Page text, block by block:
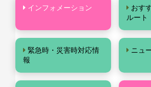
インフォメーション
おす
ルート
緊急時・災害時対応情
報
ニュ